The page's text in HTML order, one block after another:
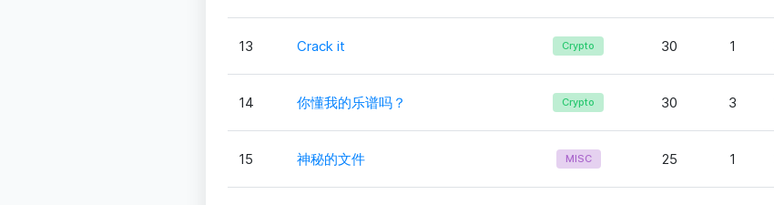
13 Crack it Crypto 30 1
14 你懂我的乐谱吗？ Crypto 30 3
15 神秘的文件 MISC 25 1